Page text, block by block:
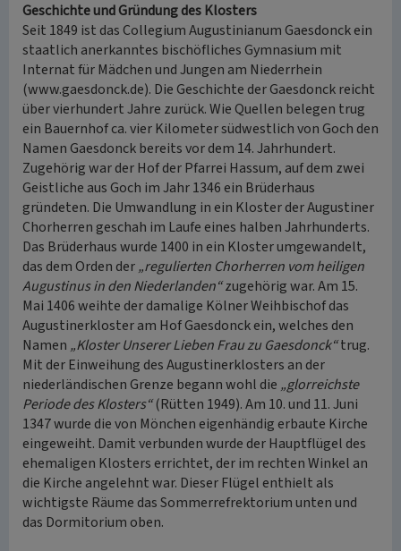
Geschichte und Gründung des Klosters
Seit 1849 ist das Collegium Augustinianum Gaesdonck ein
staatlich anerkanntes bischöfliches Gymnasium mit
Internat für Mädchen und Jungen am Niederrhein
(www.gaesdonck.de). Die Geschichte der Gaesdonck reicht
über vierhundert Jahre zurück. Wie Quellen belegen trug
ein Bauernhof ca. vier Kilometer südwestlich von Goch den
Namen Gaesdonck bereits vor dem 14. Jahrhundert.
Zugehörig war der Hof der Pfarrei Hassum, auf dem zwei
Geistliche aus Goch im Jahr 1346 ein Brüderhaus
gründeten. Die Umwandlung in ein Kloster der Augustiner
Chorherren geschah im Laufe eines halben Jahrhunderts.
Das Brüderhaus wurde 1400 in ein Kloster umgewandelt,
das dem Orden der„regulierten Chorherren vom heiligen
Augustinus in den Niederlanden“zugehörig war. Am 15.
Mai 1406 weihte der damalige Kölner Weihbischof das
Augustinerkloster am Hof Gaesdonck ein, welches den
Namen „Kloster Unserer Lieben Frau zu Gaesdonck“trug.
Mit der Einweihung des Augustinerklosters an der
niederländischen Grenze begann wohl die „glorreichste
Periode des Klosters“(Rütten 1949). Am 10. und 11. Juni
1347 wurde die von Mönchen eigenhändig erbaute Kirche
eingeweiht. Damit verbunden wurde der Hauptflügel des
ehemaligen Klosters errichtet, der im rechten Winkel an
die Kirche angelehnt war. Dieser Flügel enthielt als
wichtigste Räume das Sommerrefrektorium unten und
das Dormitorium oben.